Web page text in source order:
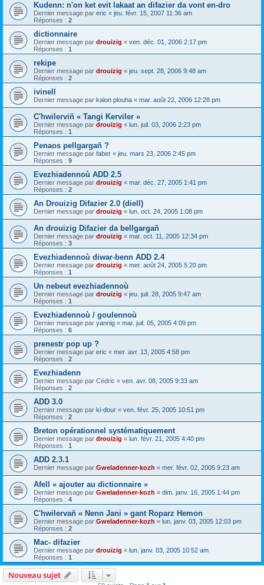
Kudenn: n'on ket evit lakaat an difazier da vont en-dro
Dernier message par eric « jeu. févr. 15, 2007 11:36 am
Réponses : 2
dictionnaire
Dernier message par drouizig « ven. déc. 01, 2006 2:17 pm
Réponses : 1
rekipe
Dernier message par drouizig « jeu. sept. 28, 2006 9:48 am
Réponses : 2
ivinell
Dernier message par kalon plouha « mar. août 22, 2006 12:28 pm
C'hwilerviñ « Tangi Kerviler »
Dernier message par drouizig « lun. juil. 03, 2006 2:23 pm
Réponses : 1
Penaos pellgargañ ?
Dernier message par faber « jeu. mars 23, 2006 2:45 pm
Réponses : 9
Evezhiadennoù ADD 2.5
Dernier message par drouizig « mar. déc. 27, 2005 1:41 pm
Réponses : 2
An Drouizig Difazier 2.0 (diell)
Dernier message par drouizig « lun. oct. 24, 2005 1:08 pm
An drouizig Difazier da bellgargañ
Dernier message par drouizig « mar. oct. 11, 2005 12:34 pm
Réponses : 3
Evezhiadennoù diwar-benn ADD 2.4
Dernier message par drouizig « mer. août 24, 2005 5:20 pm
Réponses : 1
Un nebeut evezhiadennoù
Dernier message par drouizig « jeu. juil. 28, 2005 9:47 am
Réponses : 1
Evezhiadennoù / goulennoù
Dernier message par yannig « mar. juil. 05, 2005 4:09 pm
Réponses : 6
prenestr pop up ?
Dernier message par eric « mer. avr. 13, 2005 4:58 pm
Réponses : 2
Evezhiadenn
Dernier message par Cédric « ven. avr. 08, 2005 9:33 am
Réponses : 2
ADD 3.0
Dernier message par ki-dour « ven. févr. 25, 2005 10:51 pm
Réponses : 2
Breton opérationnel systématiquement
Dernier message par drouizig « lun. févr. 21, 2005 4:40 pm
Réponses : 1
ADD 2.3.1
Dernier message par Gweladenner-kozh « mer. févr. 02, 2005 9:23 am
Afell « ajouter au dictionnaire »
Dernier message par Gweladenner-kozh « dim. janv. 16, 2005 1:44 pm
Réponses : 4
C'hwilervañ « Nenn Jani » gant Roparz Hemon
Dernier message par Gweladenner-kozh « lun. janv. 03, 2005 12:03 pm
Réponses : 2
Mac- difazier
Dernier message par drouizig « lun. janv. 03, 2005 10:52 am
Réponses : 1
Nouveau sujet